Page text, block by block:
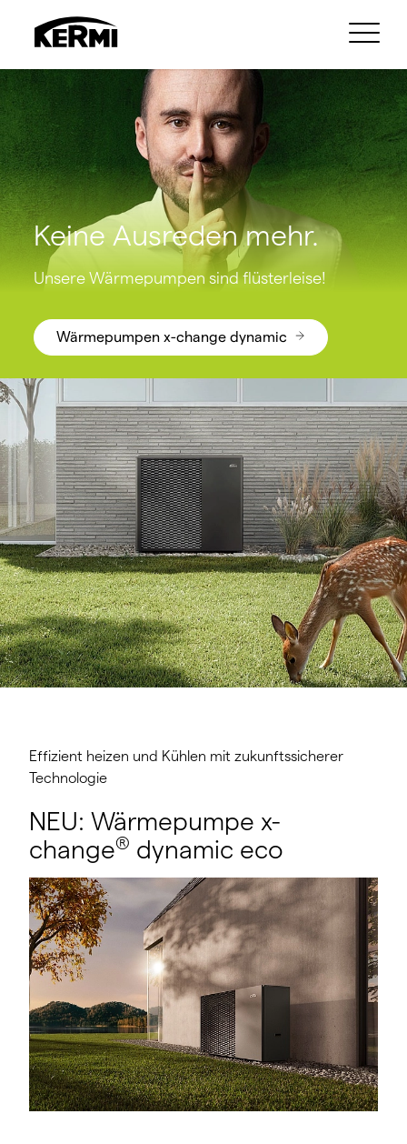
Keine Ausreden mehr.
Unsere Wärmepumpen sind flüsterleise!
Wärmepumpen x-change dynamic
Effizient heizen und Kühlen mit zukunftssicherer
Technologie
NEU: Wärmepumpe x-
change® dynamic eco